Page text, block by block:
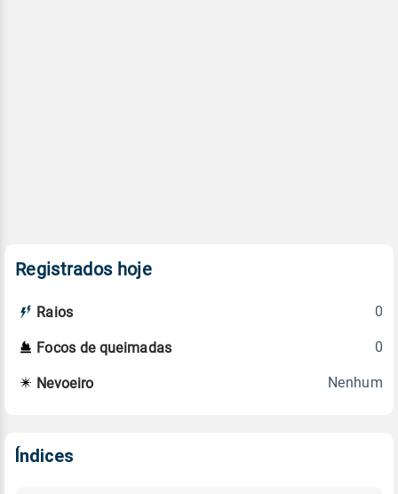
Registrados hoje
Raios 0
Focos de queimadas 0
Nevoeiro Nenhum
Índices